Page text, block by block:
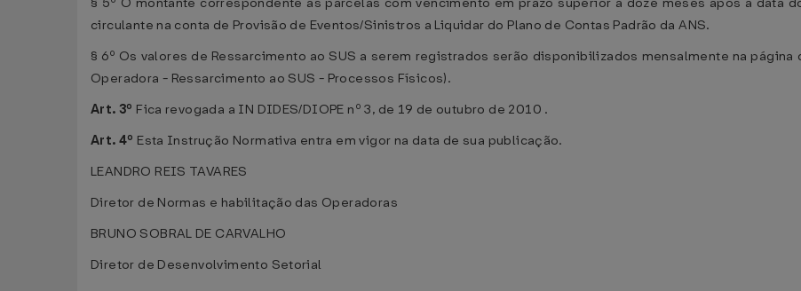
circulante na conta de Provisão de Eventos/Sinistros a Liquidar do Plano de Contas Padrão da ANS.
§ 6º Os valores de Ressarcimento ao SUS a serem registrados serão disponibilizados mensalmente na página
Operadora - Ressarcimento ao SUS - Processos Físicos).
Art. 3º Fica revogada a IN DIDES/DIOPE nº 3, de 19 de outubro de 2010 .
Art. 4º Esta Instrução Normativa entra em vigor na data de sua publicação.
LEANDRO REIS TAVARES
Diretor de Normas e habilitação das Operadoras
BRUNO SOBRAL DE CARVALHO
Diretor de Desenvolvimento Setorial